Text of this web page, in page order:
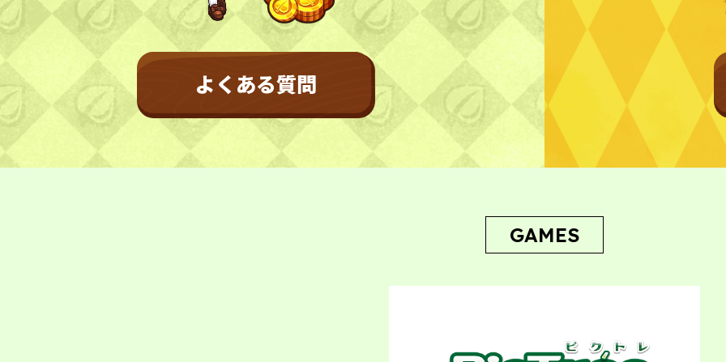
よくある質問
GAMES
NEWS
お知らせ
更新情報 開催情報 不具合情報